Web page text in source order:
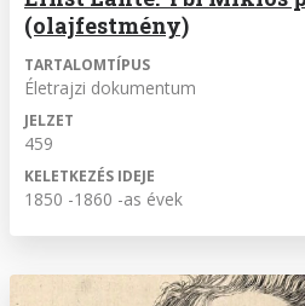
(olajfestmény)
TARTALOMTÍPUS
Életrajzi dokumentum
JELZET
459
KELETKEZÉS IDEJE
1850 -1860 -as évek